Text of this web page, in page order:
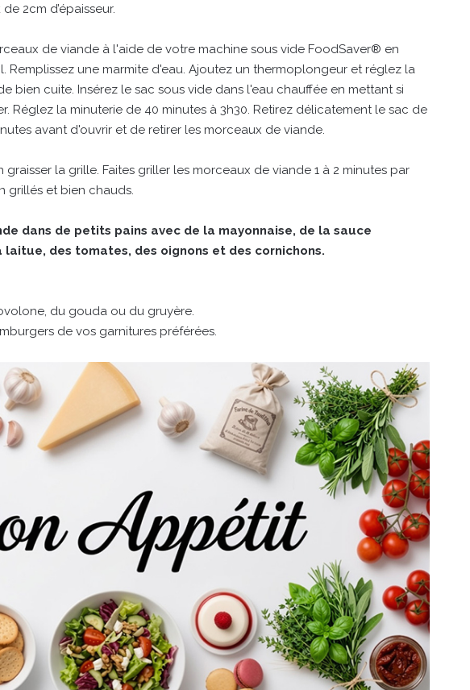
2cm d’épaisseur.
de viande à l'aide de votre machine sous vide FoodSaver® en
Remplissez une marmite d'eau. Ajoutez un thermoplongeur et réglez la
bien cuite. Insérez le sac sous vide dans l'eau chauffée en mettant si
Réglez la minuterie de 40 minutes à 3h30. Retirez délicatement le sac de
avant d'ouvrir et de retirer les morceaux de viande.
la grille. Faites griller les morceaux de viande 1 à 2 minutes par
grillés et bien chauds.
dans de petits pains avec de la mayonnaise, de la sauce
des tomates, des oignons et des cornichons.
du gouda ou du gruyère.
de vos garnitures préférées.